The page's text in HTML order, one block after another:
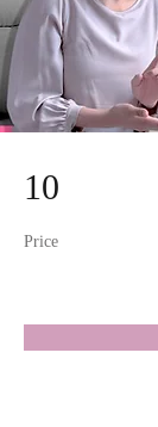
10
Price